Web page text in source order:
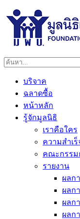
บริจาค
ฉลาดซื้อ
หน้าหลัก
รู้จักมูลนิธิ
เราคือใคร
ความสำเร็
คณะกรรม
รายงาน
ผลก
ผลก
ผลก
ผลก